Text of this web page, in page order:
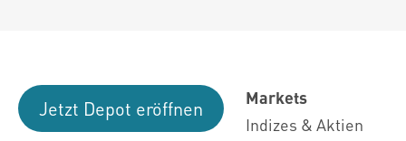
Jetzt Depot eröffnen
Markets
Indizes & Aktien